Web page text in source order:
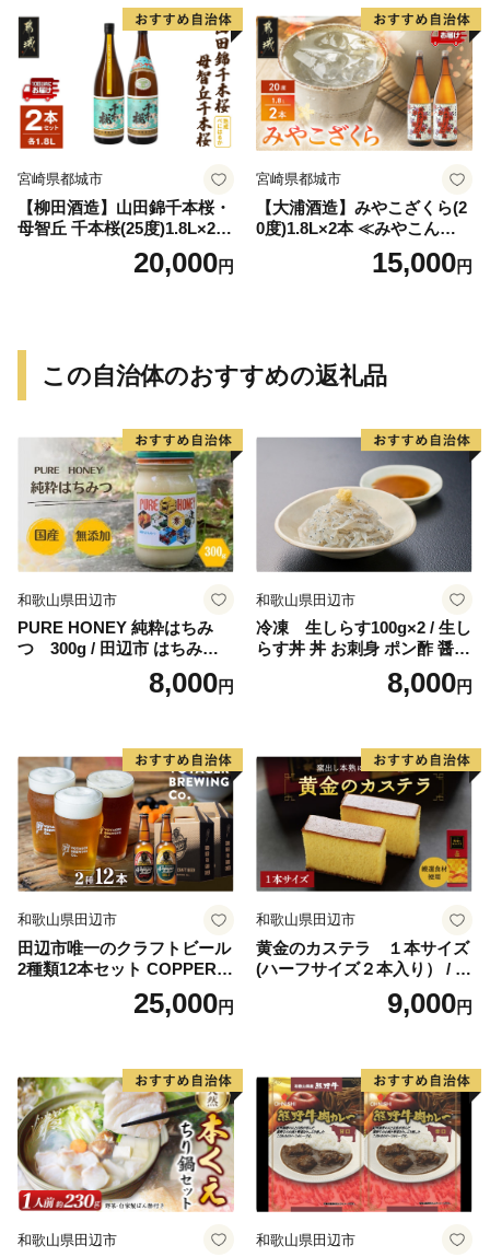
宮崎県都城市
【柳田酒造】山田錦千本桜・
母智丘 千本桜(25度)1.8L×2本
≪みやこんじょ特急便≫_AC
20,000円
宮崎県都城市
【大浦酒造】みやこざくら(2
0度)1.8L×2本 ≪みやこんじょ
特急便≫_MJ-077115,000円
この自治体のおすすめの返礼品
和歌山県田辺市
PURE HONEY 純粋はちみ
つ 300g / 田辺市 はちみつ
ハチミツ 蜂蜜 無添加 国産
8,000円
和歌山県田辺市
冷凍 生しらす100g×2 / 生し
らす丼 丼 お刺身 ポン酢 醤油
小分け シラス 冷凍 生 ギフト
お取り寄せ 和歌山県 田辺市
8,000円
和歌山県田辺市
田辺市唯一のクラフトビール
2種類12本セット COPPER
（アルコール度数6％）GOL
D（アルコール度数5.5％）各
酒 ボイジャーブルーイング
セット 詰合せ 飲み比べ 父の
日 ギフト プレゼント 贈り物
【bbi012-1】
25,000円
和歌山県田辺市
黄金のカステラ １本サイズ
(ハーフサイズ２本入り） / 田
子 黄金 おやつ １本 【ehs00
9,000円
和歌山県田辺市 和歌山県田辺市